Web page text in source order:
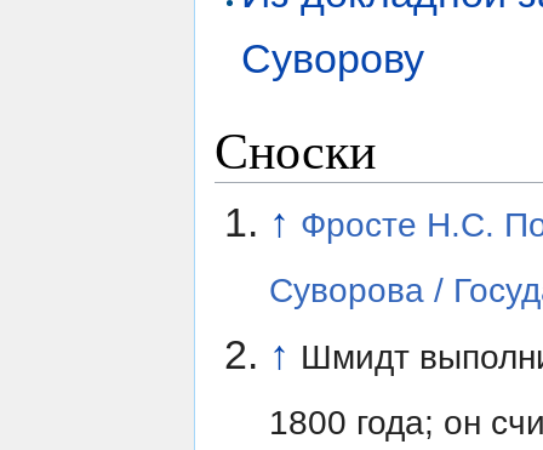
Суворову
Сноски
↑ Фросте Н.С.
Суворова /
↑ Шмидт
1800 года; он